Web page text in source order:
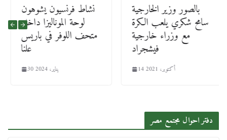
نشاط فرنسيون يشوهون
لوحة الموناليزا داخل
متحف اللوفر في باريس
علنا
30 يناير، 2024
بالصور وزير الخارجية
سامح شكري يلعب الكرة
مع وزراء خارجية
فيشجراد
14 أكتوبر، 2021
دفتر احوال مجتمع مصر